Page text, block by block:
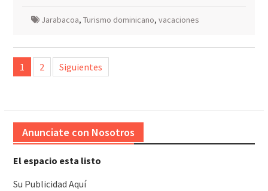
Jarabacoa, Turismo dominicano, vacaciones
Paginación
de
1 2 Siguientes
Anunciate con Nosotros
El espacio esta listo
Su Publicidad Aquí